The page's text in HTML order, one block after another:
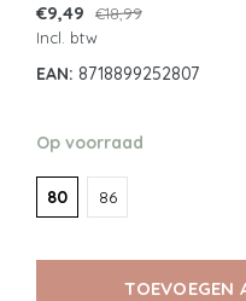
€9,49
€18,99
Incl. btw
EAN: 8718899252807
Op voorraad
80 86
TOEVOEGEN